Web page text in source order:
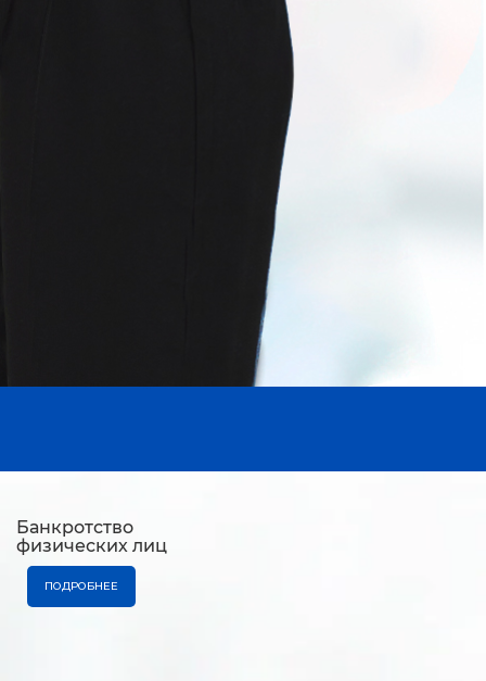
Банкротство
физических лиц
ПОДРОБНЕЕ